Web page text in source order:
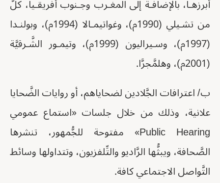
أبرزهـا، بالإضافـة إلى المغـرب وجـنوب أفريقـيا، كلٌّ
من تشـيلي (1990م)، وغواتيمـالا (1994م)، وبولنـدا
(1997م)، وسـيراليون (1999م)، وتيمـور الشَّـرقيَّة
(2001م)، وهلمَّجرَّا.
ب/ اعترافات الجَّلادين لضحاياهم، أو روايات الضَّحايا
علانية، وذلك من خلال جلسات «استماع عمومي
Public Hearing» مفتوحة للجُّمهور، تنشرها
الصَّحافة، ويبثُّها الرَّاديو والتِّلفزيون، وتتداولها وسائط
التَّواصل الاجتماعي كافة.